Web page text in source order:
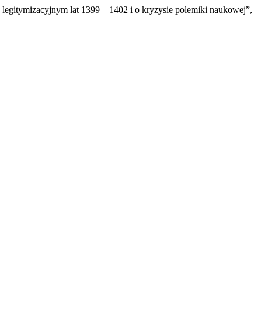
lat 1399—1402 i o kryzysie polemiki naukowej”,